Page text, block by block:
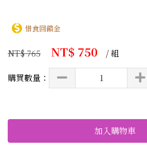
惜食回饋金
NT$ 765 NT$ 750 / 組
購買數量：
加入購物車